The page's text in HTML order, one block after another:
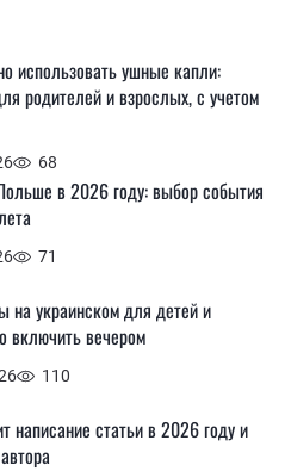
68
использовать ушные капли:
родителей и взрослых, с учетом
71
в 2026 году: выбор события
110
на украинском для детей и
включить вечером
написание статьи в 2026 году и